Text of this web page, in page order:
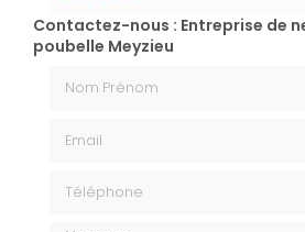
Contactez-nous : Entreprise de
poubelle Meyzieu